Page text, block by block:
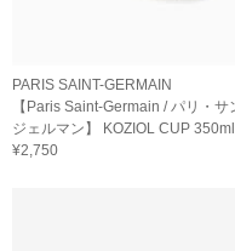
PARIS SAINT-GERMAIN
【Paris Saint-Germain / パリ・サ
ジェルマン】 KOZIOL CUP 350ml
¥2,750